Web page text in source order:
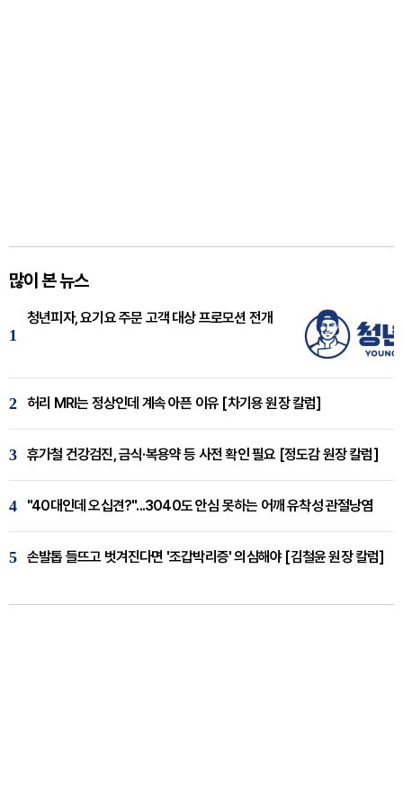
많이 본 뉴스
1
청년피자, 요기요 주문 고객 대상 프로모션 전개
2 허리 MRI는 정상인데 계속 아픈 이유 [차기용 원장 칼럼]
3 휴가철 건강검진, 금식·복용약 등 사전 확인 필요 [정도감 원장 칼럼]
4 "40대인데 오십견?"...3040도 안심 못하는 어깨 유착성 관절낭염
5 손발톱 들뜨고 벗겨진다면 '조갑박리증' 의심해야 [김철윤 원장 칼럼]